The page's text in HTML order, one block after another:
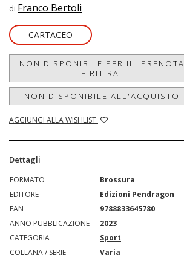
di Franco Bertoli
CARTACEO
NON DISPONIBILE PER IL 'PRENOTA
E RITIRA'
NON DISPONIBILE ALL'ACQUISTO
AGGIUNGI ALLA WISHLIST
Dettagli
FORMATO
Brossura
EDITORE
Edizioni Pendragon
EAN
9788833645780
ANNO PUBBLICAZIONE
2023
CATEGORIA
Sport
COLLANA / SERIE
Varia